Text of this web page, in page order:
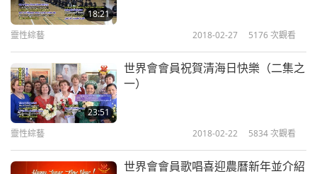
18:21
靈性綜藝 2018-02-27 5176次觀看
23:51
世界會會員祝賀清海日快樂（二集之
一）
靈性綜藝 2018-02-22 5834次觀看
世界會會員歌唱喜迎農曆新年並介紹